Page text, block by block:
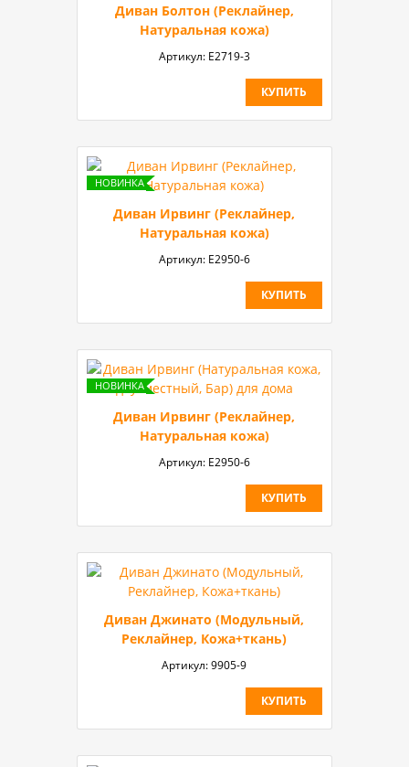
Диван Болтон (Реклайнер,
Натуральная кожа)
Артикул: Е2719-3
КУПИТЬ
Диван Ирвинг (Реклайнер,
Натуральная кожа)
Артикул: E2950-6
КУПИТЬ
Диван Ирвинг (Реклайнер,
Натуральная кожа)
Артикул: E2950-6
КУПИТЬ
Диван Джинато (Модульный,
Реклайнер, Кожа+ткань)
Артикул:9905-9
КУПИТЬ